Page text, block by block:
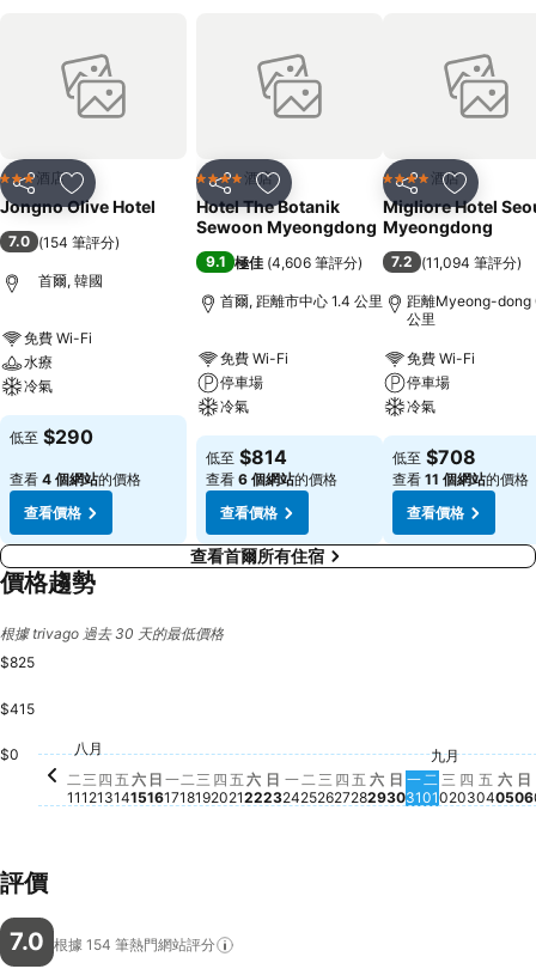
分享 放到收藏夾
3 星級酒店
Jongno Olive Hotel
7.0 (154 筆評分)
首爾, 韓國
免費 Wi-Fi
水療
冷氣
低至 $290
查看 4 個網站的價格
查看價格
分享 放到收藏夾
4 星級 酒店
Hotel The Botanik
Sewoon Myeongdong
9.1 極佳 (4,606 筆評分)
首爾, 距離市中心 1.4 公里
免費 Wi-Fi
停車場
冷氣
低至 $814
查看 6 個網站的價格
查看價格
分享 放到收藏
4 星級 酒店
Migliore Hotel
Myeongdong
7.2 (11,094 筆評分)
距離Myeong-dong
公里
免費 Wi-Fi
停車場
冷氣
低至 $708
查看 11 個網站的價格
查看價格
查看首爾所有住宿
價格趨勢
根據 trivago 過去 30 天的最低價格
$825
$415
$0 星期二, 八月 11
$445
八月
二
11
星期三, 八月 12
$383
三
12
四
13
五
14
六
15
日
16
星期一, 八月 17
$327
一
17
星期二, 八月 18
$323
二
18
星期三, 八月 19
$381
三
19
四
20
五
21
六
22
星期日, 八月 23
$333
日
23
星期一, 八月 24
$376
一
24
星期二, 八月 25
$328
二
25
星期三, 八月 26
$438
三
26
星期四, 八月 27
$456
四
27
五
28
六
29
星期日, 八月 30
$329
日
30
星期一, 八月
$341
一
31
星期二, 九
$344
九月
二
01
星期三,
$328
三
02
星期四,
此日期
四
03
星期
$496
五
04
星
此
六
05
日
06
評價
7.0 根據 154 筆熱門網站評分